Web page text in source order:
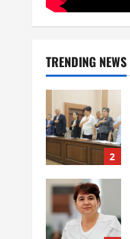
TRENDING NEWS
2
3